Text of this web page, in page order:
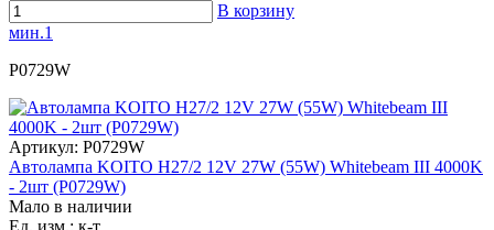
В корзину
мин.1
P0729W
Артикул: P0729W
Автолампа KOITO H27/2 12V 27W (55W) Whitebeam III 4000K
- 2шт (P0729W)
Мало в наличии